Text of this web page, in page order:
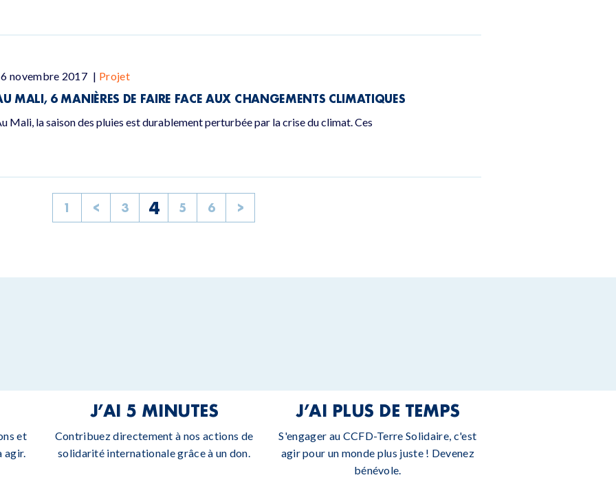
novembre 2017 | Projet
MALI, 6 MANIÈRES DE FAIRE FACE AUX CHANGEMENTS CLIMATIQUES
Mali, la saison des pluies est durablement perturbée par la crise du climat. Ces
1 < 3 4 5 6 >
et
agir.
J’AI 5 MINUTES
Contribuez directement à nos actions de
solidarité internationale grâce à un don.
J’AI PLUS DE TEMPS
S'engager au CCFD-Terre Solidaire, c'est
agir pour un monde plus juste ! Devenez
bénévole.